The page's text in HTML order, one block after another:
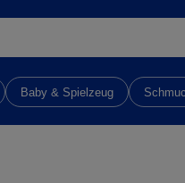
Baby & Spielzeug